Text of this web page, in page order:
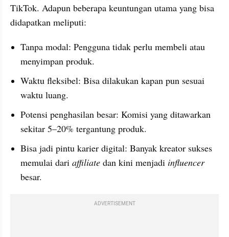
TikTok. Adapun beberapa keuntungan utama yang bisa
didapatkan meliputi:
Tanpa modal: Pengguna tidak perlu membeli atau
menyimpan produk.
Waktu fleksibel: Bisa dilakukan kapan pun sesuai
waktu luang.
Potensi penghasilan besar: Komisi yang ditawarkan
sekitar 5–20% tergantung produk.
Bisa jadi pintu karier digital: Banyak kreator sukses
memulai dari affiliate dan kini menjadi
influencer
besar.
ADVERTISEMENT